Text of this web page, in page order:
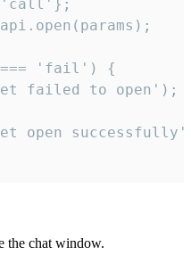
'call'};
=== 'fail') {
failed to open');
open
the chat window.